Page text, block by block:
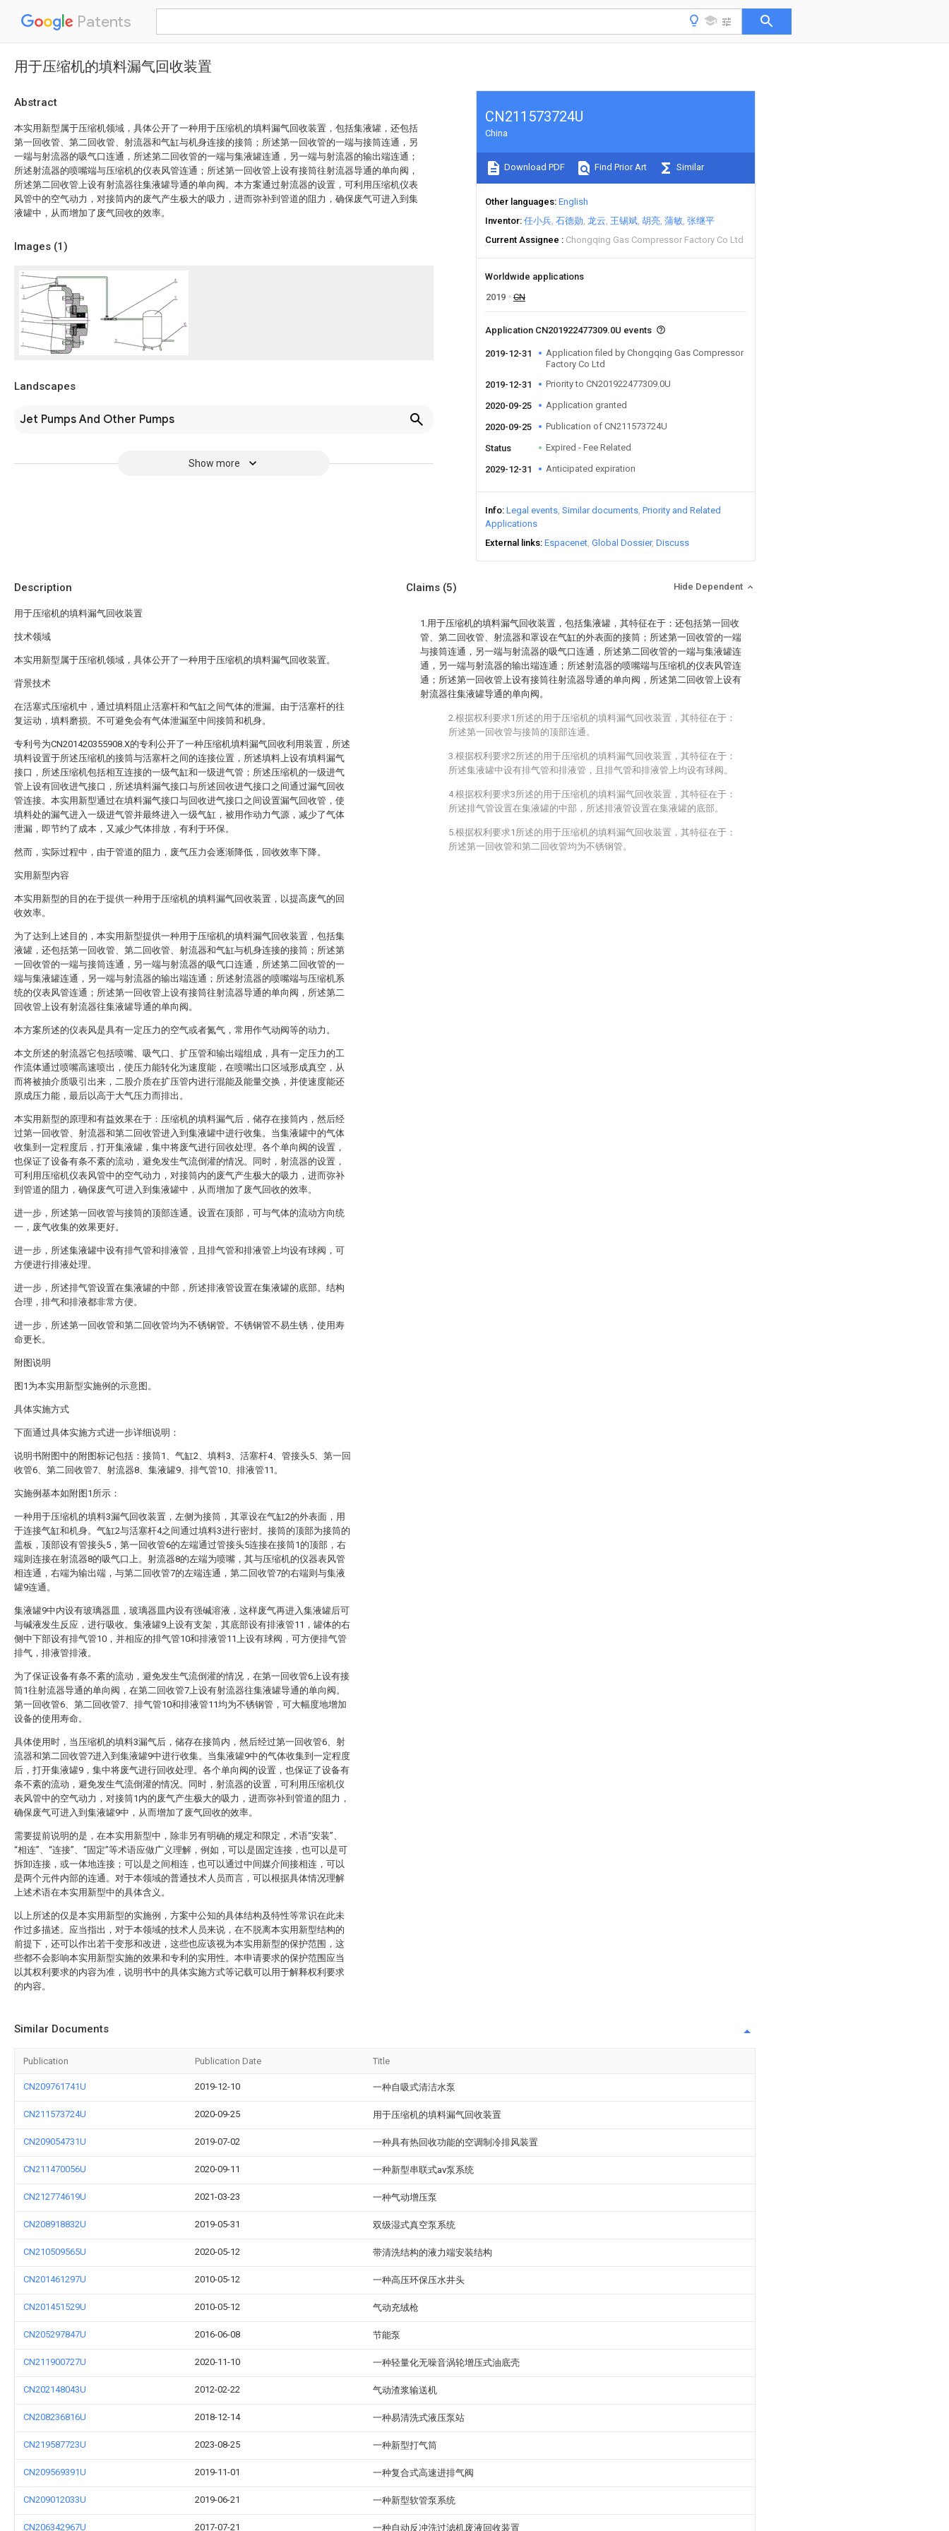
Patents
用于压缩机的填料漏气回收装置
Abstract
本实用新型属于压缩机领域，具体公开了一种用于压缩机的填料漏气回收装置，包括集液罐，还包括
第一回收管、第二回收管、射流器和气缸与机身连接的接筒；所述第一回收管的一端与接筒连通，另
一端与射流器的吸气口连通，所述第二回收管的一端与集液罐连通，另一端与射流器的输出端连通；
所述射流器的喷嘴端与压缩机的仪表风管连通；所述第一回收管上设有接筒往射流器导通的单向阀，
所述第二回收管上设有射流器往集液罐导通的单向阀。本方案通过射流器的设置，可利用压缩机仪表
风管中的空气动力，对接筒内的废气产生极大的吸力，进而弥补到管道的阻力，确保废气可进入到集
液罐中，从而增加了废气回收的效率。
Images (1)
Landscapes
Jet Pumps And Other Pumps
Show more
CN211573724U
China
Download PDF Find Prior Art Similar
Other languages English
Inventor 任小兵 石德勋 龙云 王锡斌 胡亮 蒲敏 张继平
Current Assignee
Chongqing Gas Compressor Factory Co Ltd
Worldwide applications
2019
CN
Application CN201922477309.0U events
2019-12-31
Application filed by Chongqing Gas Compressor
Factory Co Ltd
2019-12-31
Priority to CN201922477309.0U
2020-09-25 Application granted
2020-09-25 Publication of CN211573724U
Status Expired - Fee Related
2029-12-31 Anticipated expiration
Info Legal events Similar documents Priority and Related
Applications
External links Espacenet Global Dossier Discuss
Description
用于压缩机的填料漏气回收装置
技术领域
本实用新型属于压缩机领域，具体公开了一种用于压缩机的填料漏气回收装置。
背景技术
在活塞式压缩机中，通过填料阻止活塞杆和气缸之间气体的泄漏。由于活塞杆的往
复运动，填料磨损。不可避免会有气体泄漏至中间接筒和机身。
专利号为CN201420355908.X的专利公开了一种压缩机填料漏气回收利用装置，所述
填料设置于所述压缩机的接筒与活塞杆之间的连接位置，所述填料上设有填料漏气
接口，所述压缩机包括相互连接的一级气缸和一级进气管；所述压缩机的一级进气
管上设有回收进气接口，所述填料漏气接口与所述回收进气接口之间通过漏气回收
管连接。本实用新型通过在填料漏气接口与回收进气接口之间设置漏气回收管，使
填料处的漏气进入一级进气管并最终进入一级气缸，被用作动力气源，减少了气体
泄漏，即节约了成本，又减少气体排放，有利于环保。
然而，实际过程中，由于管道的阻力，废气压力会逐渐降低，回收效率下降。
实用新型内容
本实用新型的目的在于提供一种用于压缩机的填料漏气回收装置，以提高废气的回
收效率。
为了达到上述目的，本实用新型提供一种用于压缩机的填料漏气回收装置，包括集
液罐，还包括第一回收管、第二回收管、射流器和气缸与机身连接的接筒；所述第
一回收管的一端与接筒连通，另一端与射流器的吸气口连通，所述第二回收管的一
端与集液罐连通，另一端与射流器的输出端连通；所述射流器的喷嘴端与压缩机系
统的仪表风管连通；所述第一回收管上设有接筒往射流器导通的单向阀，所述第二
回收管上设有射流器往集液罐导通的单向阀。
本方案所述的仪表风是具有一定压力的空气或者氮气，常用作气动阀等的动力。
本文所述的射流器它包括喷嘴、吸气口、扩压管和输出端组成，具有一定压力的工
作流体通过喷嘴高速喷出，使压力能转化为速度能，在喷嘴出口区域形成真空，从
而将被抽介质吸引出来，二股介质在扩压管内进行混能及能量交换，并使速度能还
原成压力能，最后以高于大气压力而排出。
本实用新型的原理和有益效果在于：压缩机的填料漏气后，储存在接筒内，然后经
过第一回收管、射流器和第二回收管进入到集液罐中进行收集。当集液罐中的气体
收集到一定程度后，打开集液罐，集中将废气进行回收处理。各个单向阀的设置，
也保证了设备有条不紊的流动，避免发生气流倒灌的情况。同时，射流器的设置，
可利用压缩机仪表风管中的空气动力，对接筒内的废气产生极大的吸力，进而弥补
到管道的阻力，确保废气可进入到集液罐中，从而增加了废气回收的效率。
进一步，所述第一回收管与接筒的顶部连通。设置在顶部，可与气体的流动方向统
一，废气收集的效果更好。
进一步，所述集液罐中设有排气管和排液管，且排气管和排液管上均设有球阀，可
方便进行排液处理。
进一步，所述排气管设置在集液罐的中部，所述排液管设置在集液罐的底部。结构
合理，排气和排液都非常方便。
进一步，所述第一回收管和第二回收管均为不锈钢管。不锈钢管不易生锈，使用寿
命更长。
附图说明
图1为本实用新型实施例的示意图。
具体实施方式
下面通过具体实施方式进一步详细说明：
说明书附图中的附图标记包括：接筒1、气缸2、填料3、活塞杆4、管接头5、第一回
收管6、第二回收管7、射流器8、集液罐9、排气管10、排液管11。
实施例基本如附图1所示：
一种用于压缩机的填料3漏气回收装置，左侧为接筒，其罩设在气缸2的外表面，用
于连接气缸和机身。气缸2与活塞杆4之间通过填料3进行密封。接筒的顶部为接筒的
盖板，顶部设有管接头5，第一回收管6的左端通过管接头5连接在接筒1的顶部，右
端则连接在射流器8的吸气口上。射流器8的左端为喷嘴，其与压缩机的仪器表风管
相连通，右端为输出端，与第二回收管7的左端连通，第二回收管7的右端则与集液
罐9连通。
集液罐9中内设有玻璃器皿，玻璃器皿内设有强碱溶液，这样废气再进入集液罐后可
与碱液发生反应，进行吸收。集液罐9上设有支架，其底部设有排液管11，罐体的右
侧中下部设有排气管10，并相应的排气管10和排液管11上设有球阀，可方便排气管
排气，排液管排液。
为了保证设备有条不紊的流动，避免发生气流倒灌的情况，在第一回收管6上设有接
筒1往射流器导通的单向阀，在第二回收管7上设有射流器往集液罐导通的单向阀。
第一回收管6、第二回收管7、排气管10和排液管11均为不锈钢管，可大幅度地增加
设备的使用寿命。
具体使用时，当压缩机的填料3漏气后，储存在接筒内，然后经过第一回收管6、射
流器和第二回收管7进入到集液罐9中进行收集。当集液罐9中的气体收集到一定程度
后，打开集液罐9，集中将废气进行回收处理。各个单向阀的设置，也保证了设备有
条不紊的流动，避免发生气流倒灌的情况。同时，射流器的设置，可利用压缩机仪
表风管中的空气动力，对接筒1内的废气产生极大的吸力，进而弥补到管道的阻力，
确保废气可进入到集液罐9中，从而增加了废气回收的效率。
需要提前说明的是，在本实用新型中，除非另有明确的规定和限定，术语“安装”、
“相连”、“连接”、“固定”等术语应做广义理解，例如，可以是固定连接，也可以是可
拆卸连接，或一体地连接；可以是之间相连，也可以通过中间媒介间接相连，可以
是两个元件内部的连通。对于本领域的普通技术人员而言，可以根据具体情况理解
上述术语在本实用新型中的具体含义。
以上所述的仅是本实用新型的实施例，方案中公知的具体结构及特性等常识在此未
作过多描述。应当指出，对于本领域的技术人员来说，在不脱离本实用新型结构的
前提下，还可以作出若干变形和改进，这些也应该视为本实用新型的保护范围，这
些都不会影响本实用新型实施的效果和专利的实用性。本申请要求的保护范围应当
以其权利要求的内容为准，说明书中的具体实施方式等记载可以用于解释权利要求
的内容。
Claims (5) Hide Dependent
1.用于压缩机的填料漏气回收装置，包括集液罐，其特征在于：还包括第一回收
管、第二回收管、射流器和罩设在气缸的外表面的接筒；所述第一回收管的一端
与接筒连通，另一端与射流器的吸气口连通，所述第二回收管的一端与集液罐连
通，另一端与射流器的输出端连通；所述射流器的喷嘴端与压缩机的仪表风管连
通；所述第一回收管上设有接筒往射流器导通的单向阀，所述第二回收管上设有
射流器往集液罐导通的单向阀。
2.根据权利要求1所述的用于压缩机的填料漏气回收装置，其特征在于：
所述第一回收管与接筒的顶部连通。
3.根据权利要求2所述的用于压缩机的填料漏气回收装置，其特征在于：
所述集液罐中设有排气管和排液管，且排气管和排液管上均设有球阀。
4.根据权利要求3所述的用于压缩机的填料漏气回收装置，其特征在于：
所述排气管设置在集液罐的中部，所述排液管设置在集液罐的底部。
5.根据权利要求1所述的用于压缩机的填料漏气回收装置，其特征在于：
所述第一回收管和第二回收管均为不锈钢管。
Similar Documents
Publication Publication Date Title
CN209761741U 2019-12-10 一种自吸式清洁水泵
CN211573724U 2020-09-25 用于压缩机的填料漏气回收装置
CN209054731U 2019-07-02 一种具有热回收功能的空调制冷排风装置
CN211470056U 2020-09-11 一种新型串联式av泵系统
CN212774619U 2021-03-23 一种气动增压泵
CN208918832U 2019-05-31 双级湿式真空泵系统
CN210509565U 2020-05-12 带清洗结构的液力端安装结构
CN201461297U 2010-05-12 一种高压环保压水井头
CN201451529U 2010-05-12 气动充绒枪
CN205297847U 2016-06-08 节能泵
CN211900727U 2020-11-10 一种轻量化无噪音涡轮增压式油底壳
CN202148043U 2012-02-22 气动渣浆输送机
CN208236816U 2018-12-14 一种易清洗式液压泵站
CN219587723U 2023-08-25 一种新型打气筒
CN209569391U 2019-11-01 一种复合式高速进排气阀
CN209012033U 2019-06-21 一种新型软管泵系统
CN206342967U 2017-07-21 一种自动反冲洗过滤机废液回收装置